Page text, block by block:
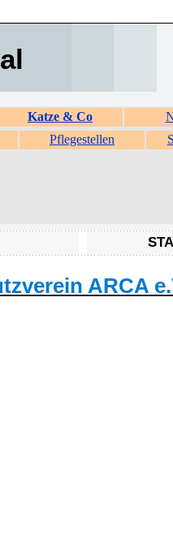
Katze & Co
Pflegestellen
ARCA